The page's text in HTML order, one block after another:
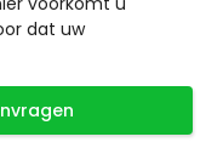
dat uw